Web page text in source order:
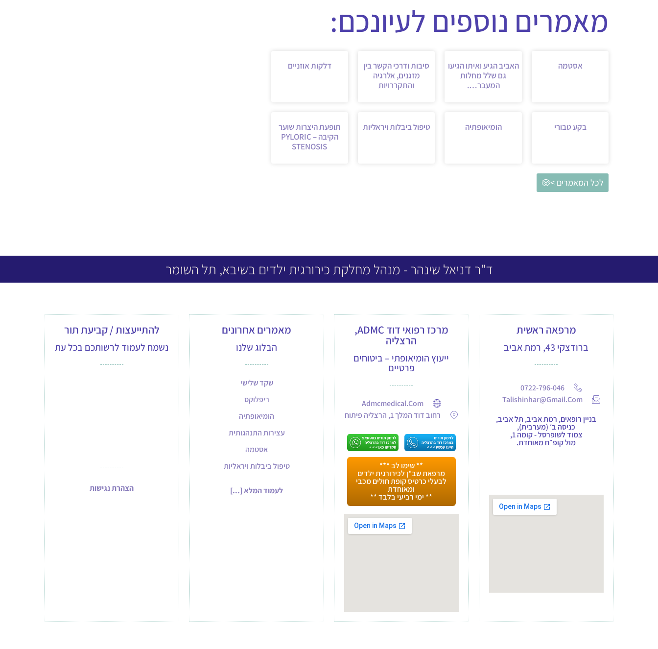
מאמרים נוספים לעיונכם:
אסטמה
האביב הגיע ואיתו הגיעו
גם שלל מחלות
המעבר….
סיבות ודרכי הקשר בין
מזגנים, אלרגיה
והתקררויות
דלקות אוזניים
בקע טבורי הומיאופתיה טיפול ביבלות ויראליות
תופעת היצרות שוער
הקיבה – PYLORIC
STENOSIS
לכל המאמרים >
ד"ר דניאל שינהר - מנהל מחלקת כירורגית ילדים בשיבא, תל השומר
מרפאה ראשית
ברודצקי 43, רמת אביב
0722-796-046
Talishinhar@gmail.com
בניין רופאים, רמת אביב, תל אביב,
כניסה ב׳ (מערבית),
צמוד לשופרסל - קומה 1,
מול קופ״ח מאוחדת.
מרכז רפואי דוד ADMC,
הרצליה
ייעוץ הומיאופתי – ביטוחים
פרטיים
Admcmedical.com
רחוב דוד המלך 1, הרצליה פיתוח
** שימו לב ***
מרפאת שב"ן לכירורגית ילדים
לבעלי כרטיס קופת חולים מכבי
ומאוחדת
** ימי רביעי בלבד **
מאמרים אחרונים
הבלוג שלנו
שקד שלישי
ריפלוקס
הומיאופתיה
עצירות התנהגותית
אסטמה
טיפול ביבלות ויראליות
לעמוד המלא [...]
להתייעצות / קביעת תור
נשמח לעמוד לרשותכם בכל עת
הצהרת נגישות